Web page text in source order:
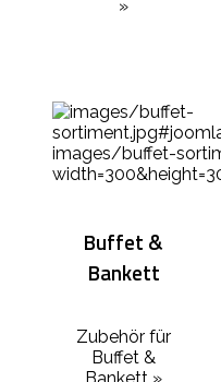
»
Buffet &
Bankett
Zubehör für
Buffet &
Bankett »